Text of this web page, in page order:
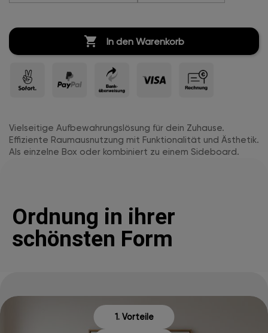
 In den Warenkorb
Vielseitige Aufbewahrungslösung für dein Zuhause.
Effiziente Raumausnutzung mit Funktionalität und Ästhetik.
Als einzelne Box oder kombiniert zu einem Sideboard.
Ordnung in ihrer
schönsten Form
1. Vorteile